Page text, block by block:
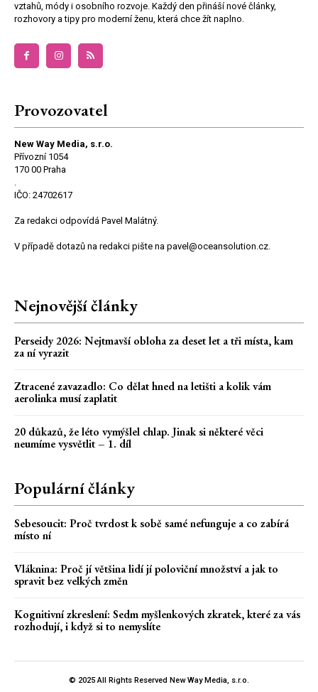
vztahů, módy i osobního rozvoje. Každý den přináší nové články,
rozhovory a tipy pro moderní ženu, která chce žít naplno.
Provozovatel
New Way Media, s.r.o.
Přívozní 1054
170 00 Praha
.
IČO: 24702617
Za redakci odpovídá Pavel Malátný.
V případě dotazů na redakci pište na pavel@oceansolution.cz.
Nejnovější články
Perseidy 2026: Nejtmavší obloha za deset let a tři místa, kam
za ní vyrazit
Ztracené zavazadlo: Co dělat hned na letišti a kolik vám
aerolinka musí zaplatit
20 důkazů, že léto vymýšlel chlap. Jinak si některé věci
neumíme vysvětlit – 1. díl
Populární články
Sebesoucit: Proč tvrdost k sobě samé nefunguje a co zabírá
místo ní
Vláknina: Proč jí většina lidí jí poloviční množství a jak to
spravit bez velkých změn
Kognitivní zkreslení: Sedm myšlenkových zkratek, které za vás
rozhodují, i když si to nemyslíte
© 2025 All Rights Reserved New Way Media, s.r.o.